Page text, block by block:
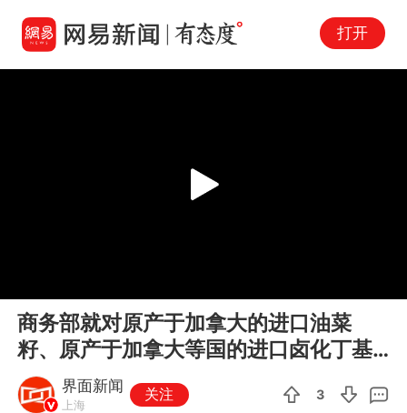
打开
Play
商务部就对原产于加拿大的进口油菜
籽、原产于加拿大等国的进口卤化丁基
橡胶反倾销调查初裁答记者问
界面新闻
上海
关注 3